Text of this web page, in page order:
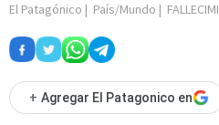
El Patagónico | País/Mundo |
+ Agregar El Patagonico en